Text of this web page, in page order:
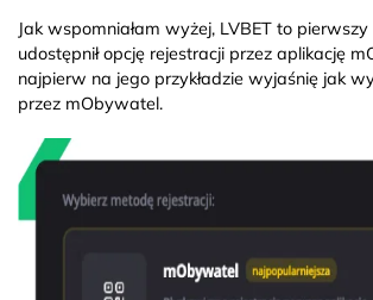
Jak wspomniałam wyżej, LVBET to
udostępnił opcję rejestracji przez aplikację
najpierw na jego przykładzie wyjaśnię jak
przez mObywatel.